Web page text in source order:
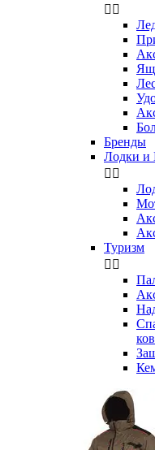
 
Бренды
Лодки и
 
Туризм
 